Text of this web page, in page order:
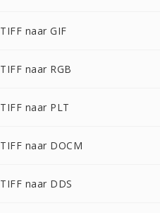
TIFF naar GIF
TIFF naar RGB
TIFF naar PLT
TIFF naar DOCM
TIFF naar DDS